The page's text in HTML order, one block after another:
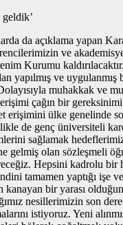
da açıklama yapan
ve
Kurumu
yapılmış ve
muhakkak ve
çağın bir
erişimini ülke genelinde
de genç üniversiteli
sağlamak
gelmiş olan sözleşmeli
Hepsini kadrolu bir
tamamen yaptığı işe
kanayan bir yarası
nesillerimizin son
istiyoruz. Yeni